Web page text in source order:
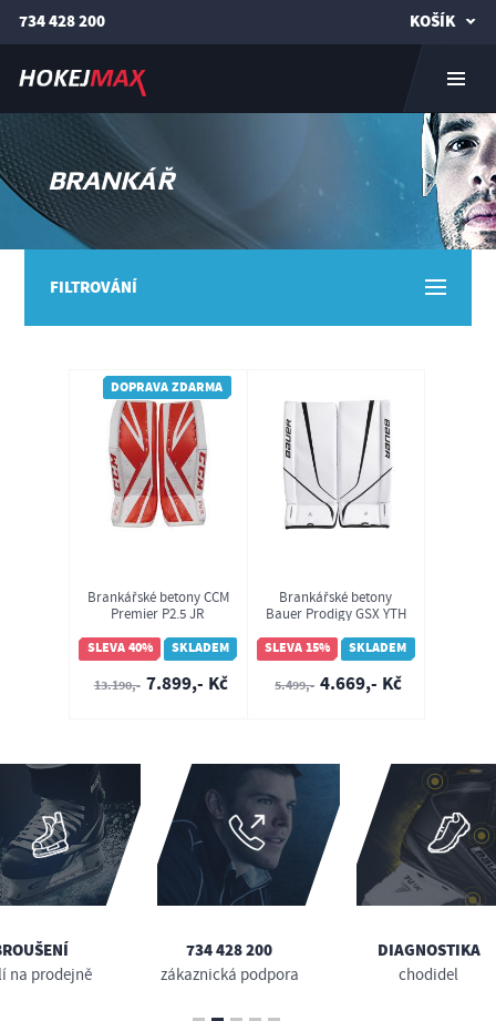
734 428 200 KOŠÍK
BRANKÁŘ
FILTROVÁNÍ
DOPRAVA ZDARMA
Brankářské betony CCM
Premier P2.5 JR
SLEVA 40%
SKLADEM
13.190,- 7.899,- Kč
Brankářské betony
Bauer Prodigy GSX YTH
SLEVA 15%
SKLADEM
5.499,- 4.669,- Kč
na prodejně
734 428 200
zákaznická podpora
DIAGNOSTIKA
chodidel